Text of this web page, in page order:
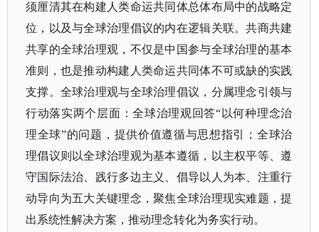
须厘清其在构建人类命运共同体总体布局中的战略定
位，以及与全球治理倡议的内在逻辑关联。共商共建
共享的全球治理观，不仅是中国参与全球治理的基本
准则，也是推动构建人类命运共同体不可或缺的实践
支撑。全球治理观与全球治理倡议，分属理念引领与
行动落实两个层面：全球治理观回答“以何种理念治
理全球”的问题，提供价值遵循与思想指引；全球治
理倡议则以全球治理观为基本遵循，以主权平等、遵
守国际法治、践行多边主义、倡导以人为本、注重行
动导向为五大关键理念，聚焦全球治理现实难题，提
出系统性解决方案，推动理念转化为务实行动。